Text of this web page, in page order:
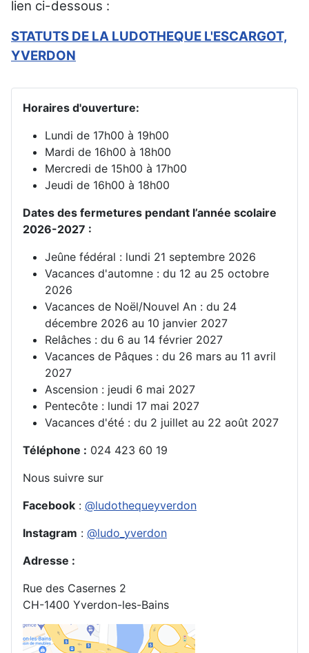
lien ci-dessous :
STATUTS DE LA LUDOTHEQUE L'ESCARGOT,
YVERDON
Horaires d'ouverture:
Lundi de 17h00 à 19h00
Mardi de 16h00 à 18h00
Mercredi de 15h00 à 17h00
Jeudi de 16h00 à 18h00
Dates des fermetures pendant l’année scolaire
2026-2027 :
Jeûne fédéral : lundi 21 septembre 2026
Vacances d'automne : du 12 au 25 octobre
2026
Vacances de Noël/Nouvel An : du 24
décembre 2026 au 10 janvier 2027
Relâches : du 6 au 14 février 2027
Vacances de Pâques : du 26 mars au 11 avril
2027
Ascension : jeudi 6 mai 2027
Pentecôte : lundi 17 mai 2027
Vacances d'été : du 2 juillet au 22 août 2027
Téléphone : 024 423 60 19
Nous suivre sur
Facebook : @ludothequeyverdon
Instagram : @ludo_yverdon
Adresse :
Rue des Casernes 2
CH-1400 Yverdon-les-Bains